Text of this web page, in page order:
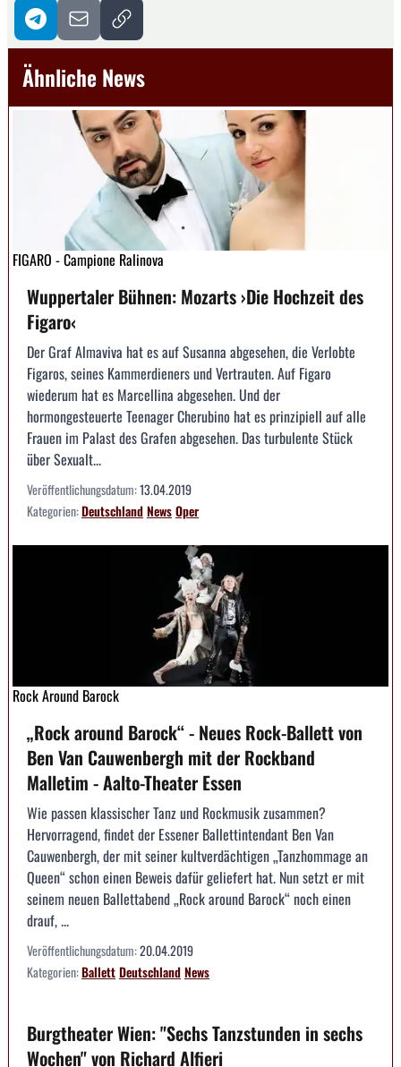
Ähnliche News
FIGARO - Campione Ralinova
Wuppertaler Bühnen: Mozarts ›Die Hochzeit des
Figaro‹
Der Graf Almaviva hat es auf Susanna abgesehen, die Verlobte
Figaros, seines Kammerdieners und Vertrauten. Auf Figaro
wiederum hat es Marcellina abgesehen. Und der
hormongesteuerte Teenager Cherubino hat es prinzipiell auf alle
Frauen im Palast des Grafen abgesehen. Das turbulente Stück
über Sexualt...
Veröffentlichungsdatum:13.04.2019
Kategorien:DeutschlandNewsOper
Rock Around Barock
„Rock around Barock“ - Neues Rock-Ballett von
Ben Van Cauwenbergh mit der Rockband
Malletim - Aalto-Theater Essen
Wie passen klassischer Tanz und Rockmusik zusammen?
Hervorragend, findet der Essener Ballettintendant Ben Van
Cauwenbergh, der mit seiner kultverdächtigen „Tanzhommage an
Queen“ schon einen Beweis dafür geliefert hat. Nun setzt er mit
seinem neuen Ballettabend „Rock around Barock“ noch einen
drauf, ...
Veröffentlichungsdatum:20.04.2019
Kategorien:BallettDeutschlandNews
Burgtheater Wien: "Sechs Tanzstunden in sechs
Wochen" von Richard Alfieri